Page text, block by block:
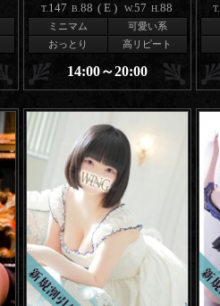
T. 147 B. 88 (E) W.57 H. 88
ミニマム
可愛い系
おっとり
高リピート
14:00～20:00
T.